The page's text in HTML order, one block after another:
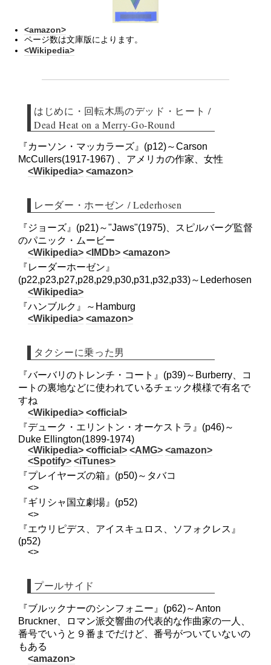
<amazon>
ページ数は文庫版によります。
<Wikipedia>
はじめに・回転木馬のデッド・ヒート /
Dead Heat on a Merry-Go-Round
『カーソン・マッカラーズ』(p12)～Carson
McCullers(1917-1967) 、アメリカの作家、女性
<Wikipedia> <amazon>
レーダー・ホーゼン / Lederhosen
『ジョーズ』(p21)～"Jaws"(1975)、スピルバーグ監督
のパニック・ムービー
<Wikipedia> <IMDb> <amazon>
『レーダーホーゼン』
(p22,p23,p27,p28,p29,p30,p31,p32,p33)～Lederhosen
<Wikipedia>
『ハンブルク』～Hamburg
<Wikipedia> <amazon>
タクシーに乗った男
『バーバリのトレンチ・コート』(p39)～Burberry、コ
ートの裏地などに使われているチェック模様で有名で
すね
<Wikipedia> <official>
『デューク・エリントン・オーケストラ』(p46)～
Duke Ellington(1899-1974)
<Wikipedia> <official> <AMG> <amazon>
<Spotify> <iTunes>
『プレイヤーズの箱』(p50)～タバコ
<>
『ギリシャ国立劇場』(p52)
<>
『エウリピデス、アイスキュロス、ソフォクレス』
(p52)
<>
プールサイド
『ブルックナーのシンフォニー』(p62)～Anton
Bruckner、ロマン派交響曲の代表的な作曲家の一人、
番号でいうと９番までだけど、番号がついていないの
もある
<amazon>